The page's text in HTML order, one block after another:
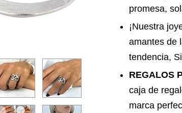
promesa,
¡Nuestra
amantes de
tendencia,
REGALOS
caja de
marca